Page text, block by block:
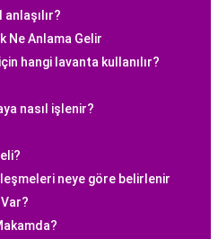
anlaşılır?
Ne Anlama Gelir
hangi lavanta kullanılır?
nasıl işlenir?
neye göre belirlenir